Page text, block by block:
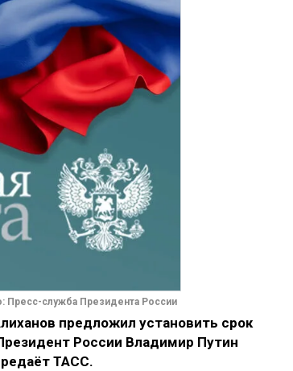
Пресс-служба Президента России
предложил установить срок
России Владимир Путин
ТАСС.